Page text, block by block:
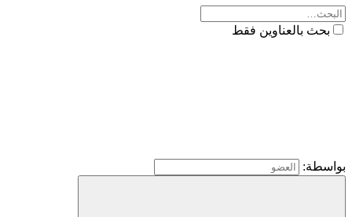
بحث بالعناوين فقط
بواسطة: